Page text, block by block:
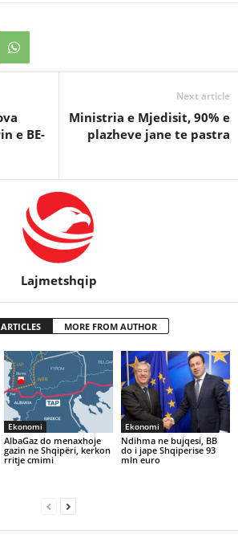
e BE-
Next article
Ministria e Mjedisit, 90% e
plazheve jane te pastra
Lajmetshqip
MORE FROM AUTHOR
Ekonomi
AlbaGaz do menaxhoje
gazin ne Shqipëri, kerkon
rritje cmimi
Ekonomi
Ndihma ne bujqesi, BB
do i jape Shqiperise 93
mln euro